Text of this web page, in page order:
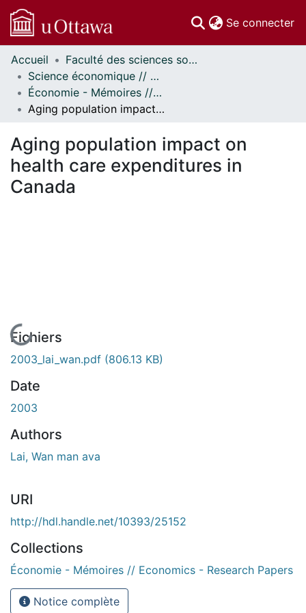
Se connecter
Communautés
et collections
Parcourir
Statistiques
À propos
Accueil
Faculté des sciences sociales // Faculty of Social Sciences
Science économique // Economics
Économie - Mémoires // Economics - Research Papers
Aging population impact on health care expenditures in Canada
Aging population impact on
health care expenditures in
Canada
En cours de chargement...
Fichiers
2003_lai_wan.pdf (806.13 KB)
Date
2003
Authors
Lai, Wan man ava
URI
http://hdl.handle.net/10393/25152
Collections
Économie - Mémoires // Economics - Research Papers
Notice complète